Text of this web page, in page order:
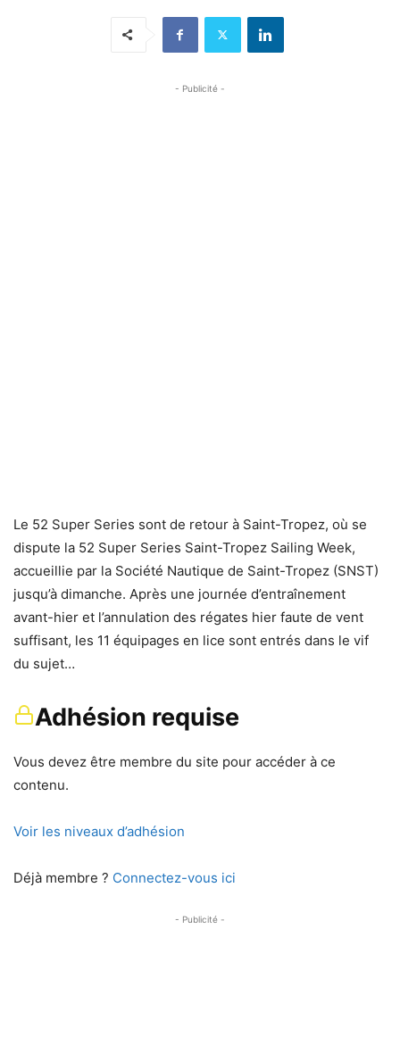
- Publicité -
Le 52 Super Series sont de retour à Saint-Tropez, où se
dispute la 52 Super Series Saint-Tropez Sailing Week,
accueillie par la Société Nautique de Saint-Tropez (SNST)
jusqu’à dimanche. Après une journée d’entraînement
avant-hier et l’annulation des régates hier faute de vent
suffisant, les 11 équipages en lice sont entrés dans le vif
du sujet…
Adhésion requise
Vous devez être membre du site pour accéder à ce
contenu.
Voir les niveaux d’adhésion
Déjà membre ? Connectez-vous ici
- Publicité -